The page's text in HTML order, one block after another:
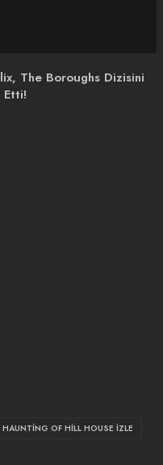
The Boroughs Dizisini
Etti!
HAUNTING OF HILL HOUSE IZLE